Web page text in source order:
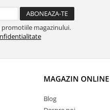
promotiile magazinului.
MAGAZIN ONLINE
Blog